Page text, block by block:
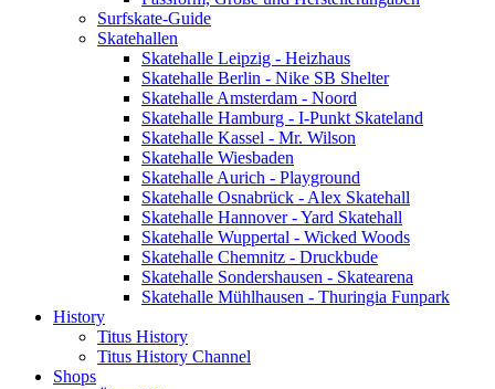
Surfskate-Guide
Skatehallen
Skatehalle Leipzig - Heizhaus
Skatehalle Berlin - Nike SB Shelter
Skatehalle Amsterdam - Noord
Skatehalle Hamburg - I-Punkt Skateland
Skatehalle Kassel - Mr. Wilson
Skatehalle Wiesbaden
Skatehalle Aurich - Playground
Skatehalle Osnabrück - Alex Skatehall
Skatehalle Hannover - Yard Skatehall
Skatehalle Wuppertal - Wicked Woods
Skatehalle Chemnitz - Druckbude
Skatehalle Sondershausen - Skatearena
Skatehalle Mühlhausen - Thuringia Funpark
History
Titus History
Titus History Channel
Shops